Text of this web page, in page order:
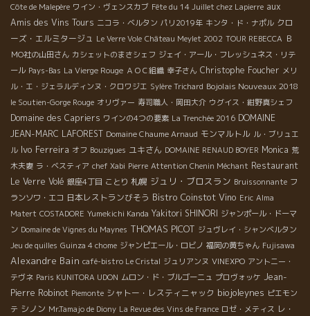
Côte de Malepère ワイン・ヴェンスカブ Fête du 14 Juillet chez Lapierre aux
Amis des Vins Tours ニコラ・ベルタン パリ2019年 キンタ・ド・ナポル クロ
ーズ・エルミタージュ Le Verre Vole Château Meylet 2002 TOUR REBECCA Ｂ
ＭО社の山田さん カシェットのまさシェフ ジェイ・アール・フレッシュネス・リテ
ール Pays-Bas La Vierge Rouge ＡＯＣ組織 幸子さん Christophe Foucher メリ
ル・エ・ジェラルディンヌ・クロワジエ Sylère Trichard Bojolais Nouveaux 2018
le Soutien-Gorge Rouge オリヴァー 寿司職人・岡田大介 ウグイス・紺野真シェフ
Domaine des Capriers ワインの4つの要素 La Trenchée 2016 DOMAINE
JEAN-MARC LAFOREST Domaine Chaume Arnaud モンマルトル ル・ブリュエ
ル Ivo Ferreira オフ Bouzigues ユキさん DOMAINE RENAUD BOYER Monica 荒
木夫妻 ラ・ベスティア chef Xabi Pierre Attention Chenin Méchant Restaurant
Le Verre Volé 銀座4丁目 ことり 札幌 ジュリ・ブロスラン Bruissonnante フ
ランソワ・エコ 日本レストランびそう Bistro Coinstot Vino Eric Alma
Matert COSTADORE Yumekichi Kanda Yakitori SHINORI ジャンポール・ドーマ
ン Domaine de Vignes du Maynes THOMAS PICOT ジュヴレイ・シャンベルタン
Jeu de quilles Guinza 4 chome ジャンピエール・ロビノ 福岡の黄ちゃん Fujisawa
Alexandre Bain café-bistro Le Cristal ジュリアンヌ VINEXPO アントニー・
テヴネ Paris KUNITORA UDON ムロン・ド・ブルゴーニュ プロヴォッケ Jean-
Pierre Robinot Piemonte シャトー・レスティニャック biojoleynes ピエモン
テ シノン Mr.Tamajo de Diony La Revue des Vins de France ロゼ・メティス レ・